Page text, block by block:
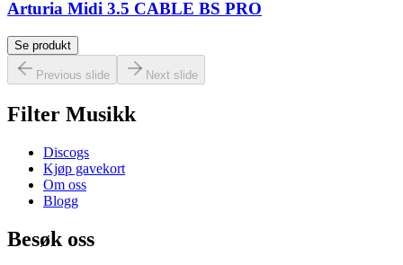
Arturia Midi 3.5 CABLE BS PRO
Se produkt
Previous slide Next slide
Filter Musikk
Discogs
Kjøp gavekort
Om oss
Blogg
Besøk oss